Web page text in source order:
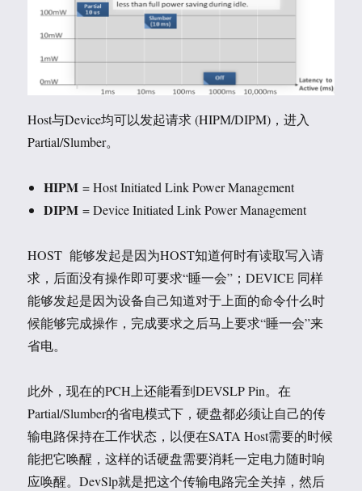
Host与Device均可以发起请求 (HIPM/DIPM)，进入
Partial/Slumber。
HIPM = Host Initiated Link Power Management
DIPM = Device Initiated Link Power Management
HOST 能够发起是因为HOST知道何时有读取写入请
求，后面没有操作即可要求“睡一会”；DEVICE 同样
能够发起是因为设备自己知道对于上面的命令什么时
候能够完成操作，完成要求之后马上要求“睡一会”来
省电。
此外，现在的PCH上还能看到DEVSLP Pin。在
Partial/Slumber的省电模式下，硬盘都必须让自己的传
输电路保持在工作状态，以便在SATA Host需要的时候
能把它唤醒，这样的话硬盘需要消耗一定电力随时响
应唤醒。DevSlp就是把这个传输电路完全关掉，然后